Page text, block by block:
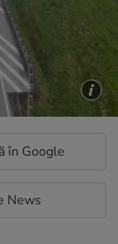
în Google
News